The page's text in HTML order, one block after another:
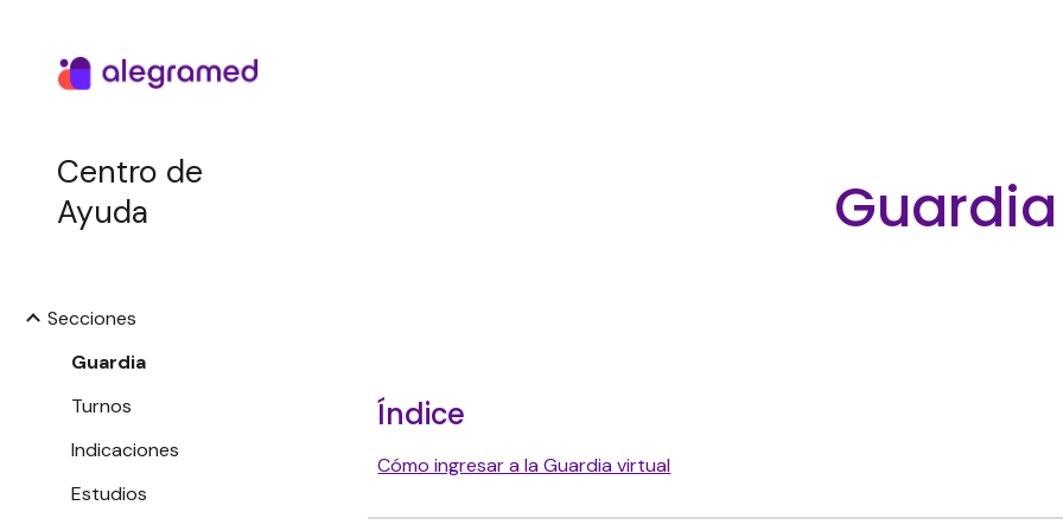
Centro de
Ayuda
Secciones
Guardia
Turnos
Indicaciones
Estudios
Guardia
Índice
Cómo ingresar a la Guardia virtual